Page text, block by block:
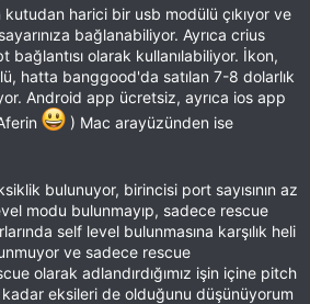
kutudan harici bir usb modülü çıkıyor ve
bağlanabiliyor. Ayrıca crius
olarak kullanılabiliyor. İkon,
hatta banggood'da satılan 7-8 dolarlık
Android app ücretsiz, ayrıca ios app
) Mac arayüzünden ise
bulunuyor, birincisi port sayısının az
modu bulunmayıp, sadece rescue
self level bulunmasına karşılık heli
ve sadece rescue
olarak adlandırdığımız işin içine pitch
kadar eksileri de olduğunu düşünüyorum